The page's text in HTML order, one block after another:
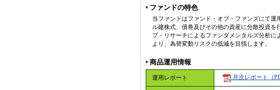
■ファンドの特色
当ファンドはファンド・オブ・ファンズにて
ル建株式、債券及びその他の資産に分散投資
プ・リサーチによるファンダメンタルズ分析
より、為替変動リスクの低減を目指します。
■商品運用情報
運用レポート 月次レポート（